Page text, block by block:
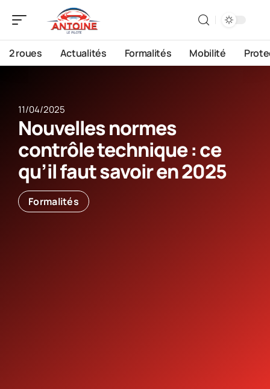
2 roues Actualités Formalités Mobilité
11/04/2025
Nouvelles normes
contrôle technique : ce
qu’il faut savoir en 2025
Formalités